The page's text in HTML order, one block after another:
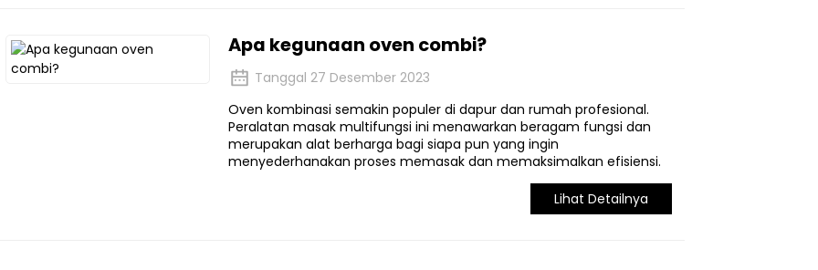
Apa kegunaan oven combi?
Tanggal 27 Desember 2023
Oven kombinasi semakin populer di dapur dan rumah profesional.
Peralatan masak multifungsi ini menawarkan beragam fungsi dan
merupakan alat berharga bagi siapa pun yang ingin
menyederhanakan proses memasak dan memaksimalkan efisiensi.
Lihat Detailnya